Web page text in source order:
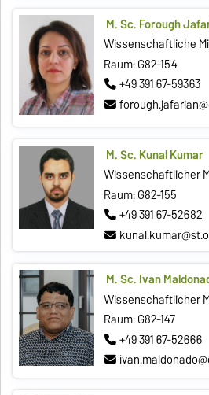
M. Sc. Forough
Wissenschaftliche
Raum: G82-154
+49 391 67-59363
M. Sc. Kunal Kumar
Wissenschaftlicher
Raum: G82-155
+49 391 67-52682
M. Sc. Ivan
Wissenschaftlicher
Raum: G82-147
+49 391 67-52666